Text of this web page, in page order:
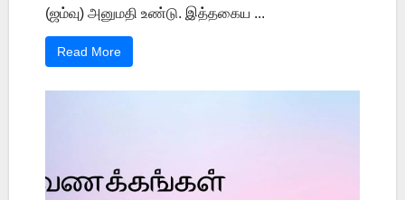
(ஜம்வு) அனுமதி உண்டு. இத்தகைய ...
Read More